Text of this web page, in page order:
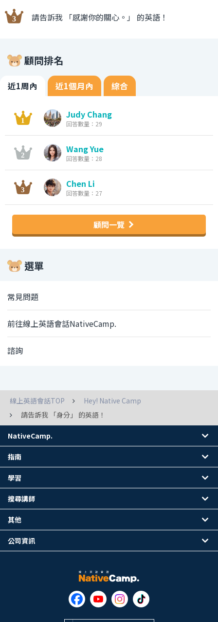
請告訴我 「感謝你的關心。」 的英語！
顧問排名
近1周內 近1個月內 綜合
Judy Chang
回答數量：29
Wang Yue
回答數量：28
Chen Li
回答數量：27
顧問一覽
選單
常見問題
前往線上英語會話NativeCamp.
諮詢
線上英語會話TOP
Hey! Native Camp
請告訴我 「身分」 的英語！
NativeCamp.
指南
學習
搜尋講師
其他
公司資訊